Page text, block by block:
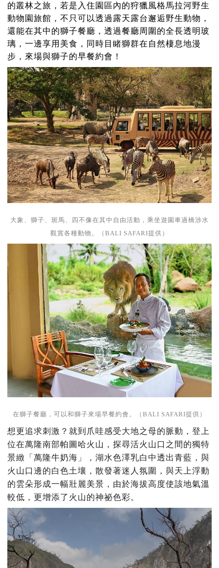
的叢林之旅，若是入住園區內的狩獵風格馬拉河野生
動物園旅館，不只可以透過露天露台邂逅野生動物，
還能在其中的獅子餐廳，透過餐廳周圍的全長透明玻
璃，一邊享用美食，同時目睹獅群在自然棲息地漫
步，來場與獅子的早餐約會！
大象、獅子、斑馬、四不像在其中自由活動，乘坐遊園車過橋涉水
觀賞各種動物。（BALI SAFARI提供）
在獅子餐廳，可以和獅子來場早餐約會。（BALI SAFARI提供）
想更追求刺激？就到爪哇感受大地之母的脈動，登上
位在萬隆南部帕圖哈火山，探尋活火山口之間的獨特
景緻「萬隆牛奶海」，湖水色澤乳白中透出青藍，與
火山口邊的白色土壤，散發著迷人氛圍，與天上浮動
的雲朵形成一幅壯麗美景，由於海拔高度使該地氣溫
較低，更增添了火山的神祕色彩。